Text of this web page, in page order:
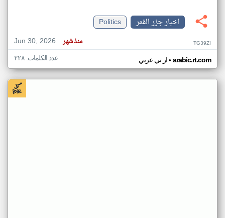
اخبار جزر القمر
Politics
Jun 30, 2026
منذ شهر TG39ZI
ار تي عربي• arabic.rt.com عدد الكلمات: ٢٢٨